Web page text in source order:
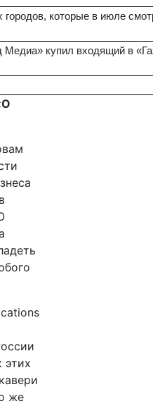
городов, которые в июле
Медиа» купил входящий в
этих
же